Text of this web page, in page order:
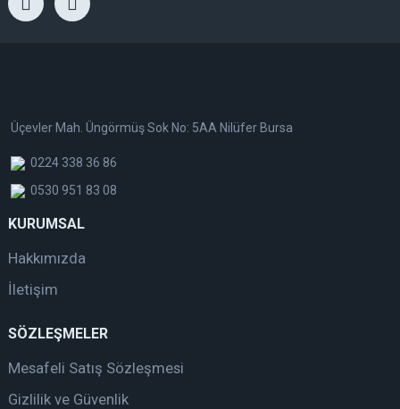
Üçevler Mah. Üngörmüş Sok No: 5AA Nilüfer Bursa
0224 338 36 86
0530 951 83 08
KURUMSAL
Hakkımızda
İletişim
SÖZLEŞMELER
Mesafeli Satış Sözleşmesi
Gizlilik ve Güvenlik